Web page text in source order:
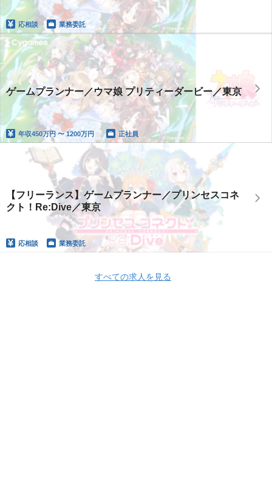
応相談 業務委託
ゲームプランナー／ウマ娘 プリティーダービー／東京
年収450万円 〜 1200万円 正社員
【フリーランス】ゲームプランナー／プリンセスコネ
クト！Re:Dive／東京
応相談 業務委託
すべての求人を見る